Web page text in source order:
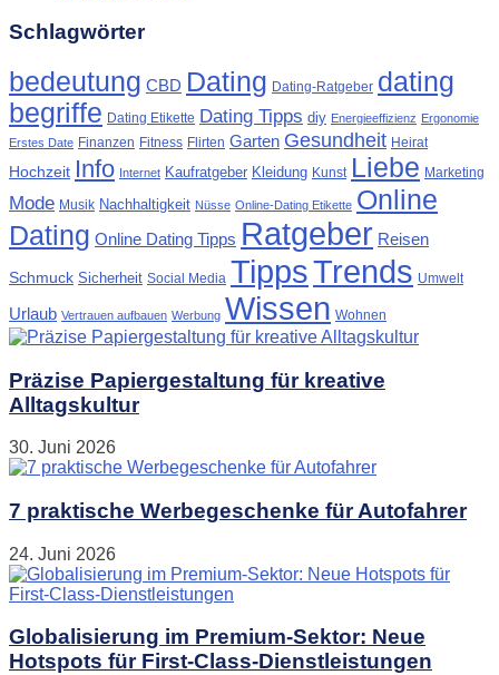
Schlagwörter
bedeutung CBD Dating Dating-Ratgeber dating
begriffe Dating Etikette Dating Tipps diy Energieeffizienz Ergonomie
Erstes Date Finanzen Fitness Flirten Garten Gesundheit Heirat
Hochzeit Info Internet Kaufratgeber Kleidung Kunst Liebe Marketing
Mode Musik Nachhaltigkeit Nüsse Online-Dating Etikette Online
Dating Online Dating Tipps Ratgeber Reisen
Schmuck Sicherheit Social Media TippsTrends Umwelt
Urlaub Vertrauen aufbauen Werbung Wissen Wohnen
Präzise Papiergestaltung für kreative
Alltagskultur
30. Juni 2026
7 praktische Werbegeschenke für Autofahrer
24. Juni 2026
Globalisierung im Premium-Sektor: Neue
Hotspots für First-Class-Dienstleistungen